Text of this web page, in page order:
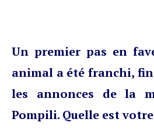
Un premier pas en
animal a été franchi, fin
les annonces de la
Pompili. Quelle est